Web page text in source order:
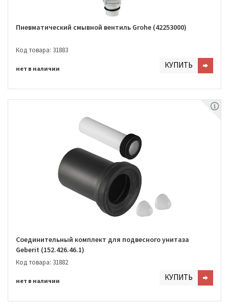
Пневматический смывной вентиль Grohe (42253000)
Код товара: 31883
нет в наличии КУПИТЬ
Соединительный комплект для подвесного унитаза
Geberit (152.426.46.1)
Код товара: 31882
нет в наличии КУПИТЬ